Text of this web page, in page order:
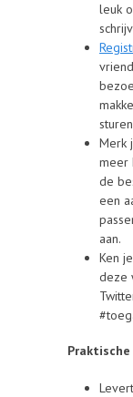
leuk
Merk
meer
de
een
aan.
Ken
deze